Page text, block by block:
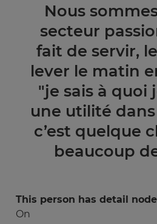
Nous
secteur
fait de servir,
lever le matin
"je sais à quoi
une utilité
c’est quelque
beaucoup
This person has detail node
On